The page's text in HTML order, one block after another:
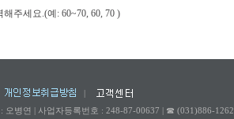
주세요.(예: 60~70, 60, 70 )
오병연 사업자등록번호 : 248-87-00637 ☎ (031)886-1262